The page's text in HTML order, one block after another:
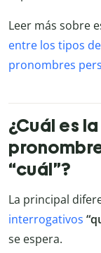
Leer más sobre
entre los tipos
pronombres
¿Cuál es
“cuál”?
La principal
interrogativos
se espera.